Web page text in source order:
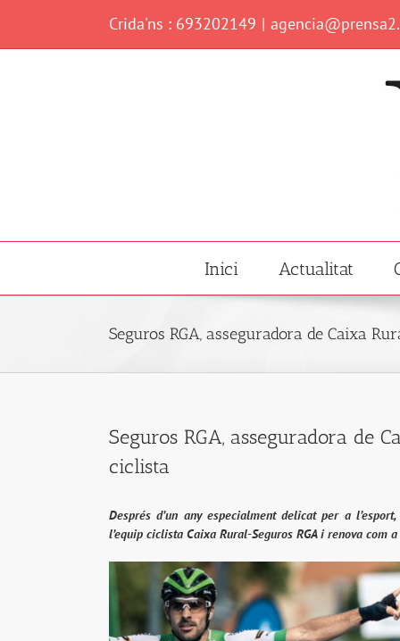
content
Crida'ns : 693202149 |
Inici Actualitat
Seguros RGA, asseguradora de Caixa
Seguros RGA, asseguradora de
ciclista
Després d’un any especialment delicat per a
l’equip ciclista Caixa Rural-Seguros RGA i renova com